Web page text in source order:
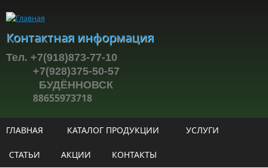
Контактная информация
Тел. +7(918)873-77-10
+7(928)375-50-57
БУДЁННОВСК
88655973718
ГЛАВНАЯ КАТАЛОГ ПРОДУКЦИИ УСЛУГИ
СТАТЬИ АКЦИИ КОНТАКТЫ